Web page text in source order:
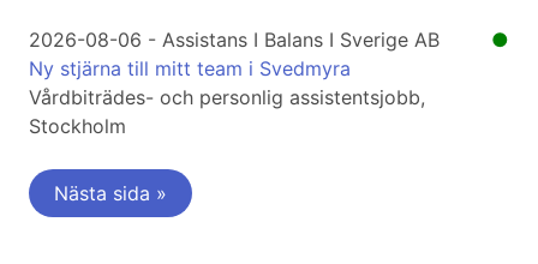
●
2026-08-06 - Assistans I Balans I Sverige AB
Ny stjärna till mitt team i Svedmyra
Vårdbiträdes- och personlig assistentsjobb,
Stockholm
Nästa sida »